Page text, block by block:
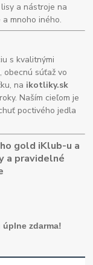
lisy a nástroje na
a mnoho iného.
s kvalitnými
obecnú súťaž vo
na ikotliky.sk
Naším cieľom je
poctivého jedla
gold iKlub-u a
a pravidelné
zdarma!